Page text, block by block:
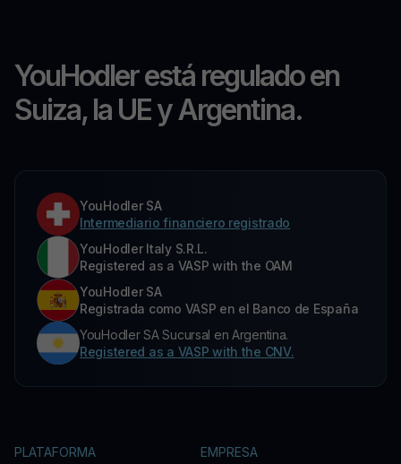
YouHodler está regulado en
Suiza, la UE y Argentina.
YouHodler SA
Intermediario financiero registrado
YouHodler Italy S.R.L.
Registered as a VASP with the OAM
YouHodler SA
Registrada como VASP en el Banco de España
YouHodler SA Sucursal en Argentina.
Registered as a VASP with the CNV.
PLATAFORMA EMPRESA